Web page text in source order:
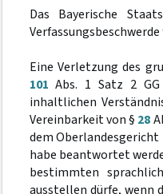
Das Bayerische
Eine Verletzung des
101 Abs. 1 Satz 2
inhaltlichen
Vereinbarkeit von § 28
dem
habe beantwortet
bestimmten
ausstellen dürfe, wenn